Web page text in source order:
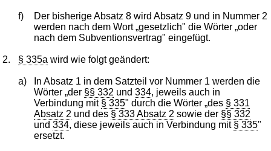
f)
Der bisherige Absatz 8 wird Absatz 9 und in Nummer 2
werden nach dem Wort „gesetzlich" die Wörter „oder
nach dem Subventionsvertrag" eingefügt.
2. § 335a wird wie folgt geändert:
a)
In Absatz 1 in dem Satzteil vor Nummer 1 werden die
Wörter „der §§ 332 und 334, jeweils auch in
Verbindung mit § 335" durch die Wörter „des § 331
Absatz 2 und des § 333 Absatz 2 sowie der §§ 332
und 334, diese jeweils auch in Verbindung mit § 335"
ersetzt.